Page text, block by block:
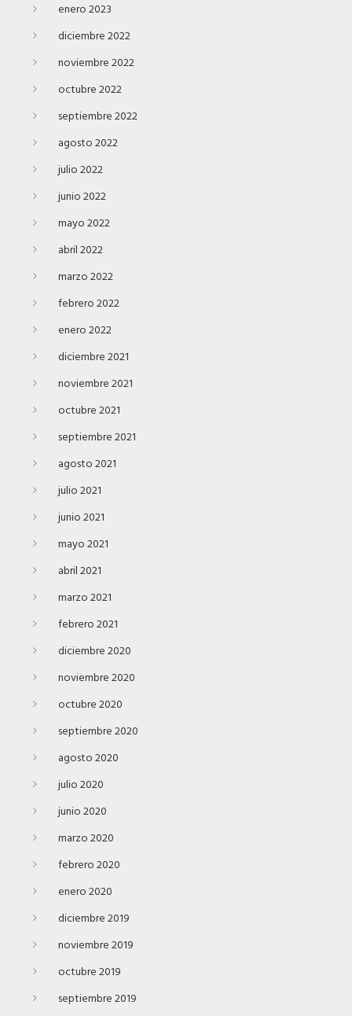
enero 2023
diciembre 2022
noviembre 2022
octubre 2022
septiembre 2022
agosto 2022
julio 2022
junio 2022
mayo 2022
abril 2022
marzo 2022
febrero 2022
enero 2022
diciembre 2021
noviembre 2021
octubre 2021
septiembre 2021
agosto 2021
julio 2021
junio 2021
mayo 2021
abril 2021
marzo 2021
febrero 2021
diciembre 2020
noviembre 2020
octubre 2020
septiembre 2020
agosto 2020
julio 2020
junio 2020
marzo 2020
febrero 2020
enero 2020
diciembre 2019
noviembre 2019
octubre 2019
septiembre 2019